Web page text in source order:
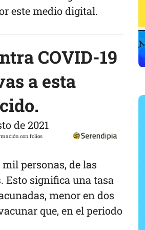
este medio digital.
COVID-19
a esta
de 2021
personas, de las
Esto significa una tasa
menor en dos
que, en el periodo